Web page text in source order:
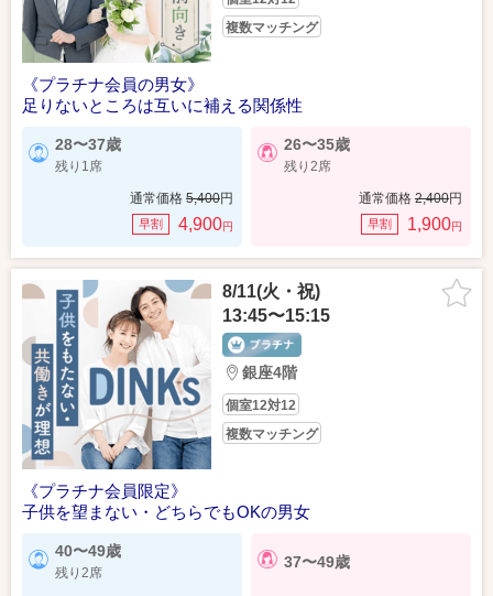
複数マッチング
《プラチナ会員の男女》
足りないところは互いに補える関係性
28〜37歳
残り1席
通常価格 5,400円
早割 4,900円
26〜35歳
残り2席
通常価格 2,400円
早割 1,900円
8/11(火・祝)
13:45〜15:15
銀座4階
個室12対12
複数マッチング
《プラチナ会員限定》
子供を望まない・どちらでもOKの男女
40〜49歳
残り2席
37〜49歳